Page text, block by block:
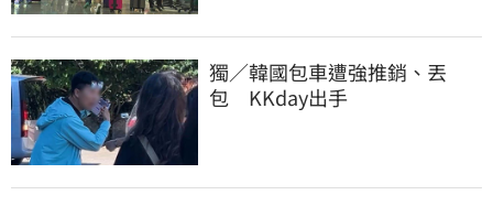
獨／韓國包車遭強推銷、丟
包　KKday出手